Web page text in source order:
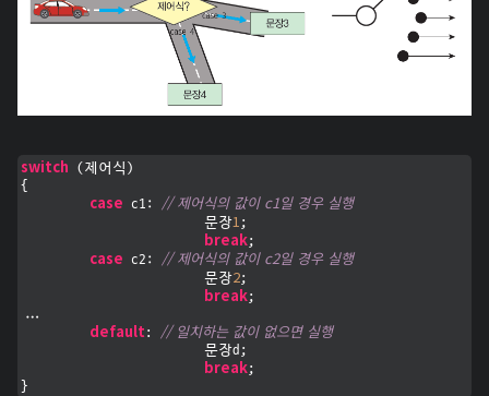
switch (제어식)
{
case c1: // 제어식의 값이 c1일 경우 실행
			문장
1 ;
break;
case c2: // 제어식의 값이 c2일 경우 실행
			문장
2;
break;
...
default : // 일치하는 값이 없으면 실행
break;
}